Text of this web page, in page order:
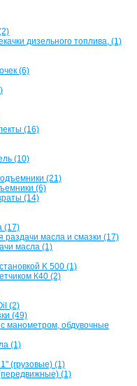
дизельного топлива, (1)
(6)
(16)
(10)
(21)
(6)
(14)
(17)
масла и смазки (17)
масла (1)
K 500 (1)
К40 (2)
(2)
(49)
манометром, обдувочные
(1)
(грузовые) (1)
(1)